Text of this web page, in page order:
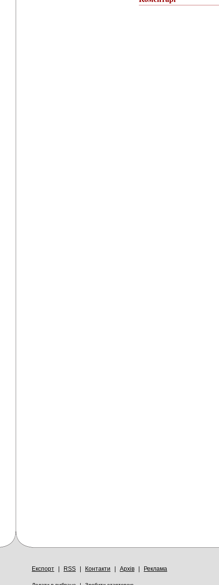
Експорт RSS Контакти Архів Реклама